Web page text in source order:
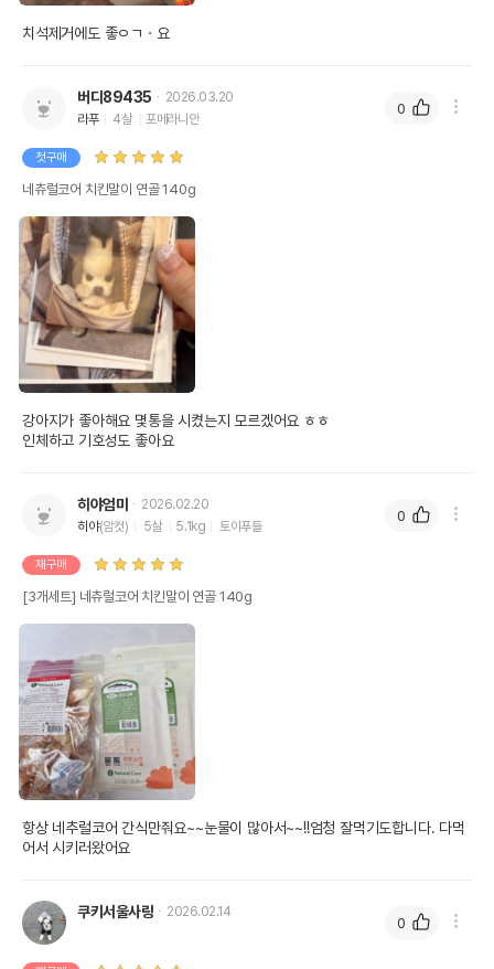
치석제거에도 좋ㅇㄱㆍ요
버디89435
2026.03.20
라푸
4살 포메라니안
첫구매
네츄럴코어 치킨말이 연골 140g
강아지가 좋아해요 몇통을 시켰는지 모르겠어요 ㅎㅎ
인체하고 기호성도 좋아요
0
히야엄마
2026.02.20
히야(암컷) 5살 5.1kg 토이푸들
재구매
[3개세트] 네츄럴코어 치킨말이 연골 140g
항상 네추럴코어 간식만줘요~~눈물이 많아서~~!!엄청 잘먹기도합니다. 다먹
어서 시키러왔어요
0
쿠키서울사랑 2026.02.14
0